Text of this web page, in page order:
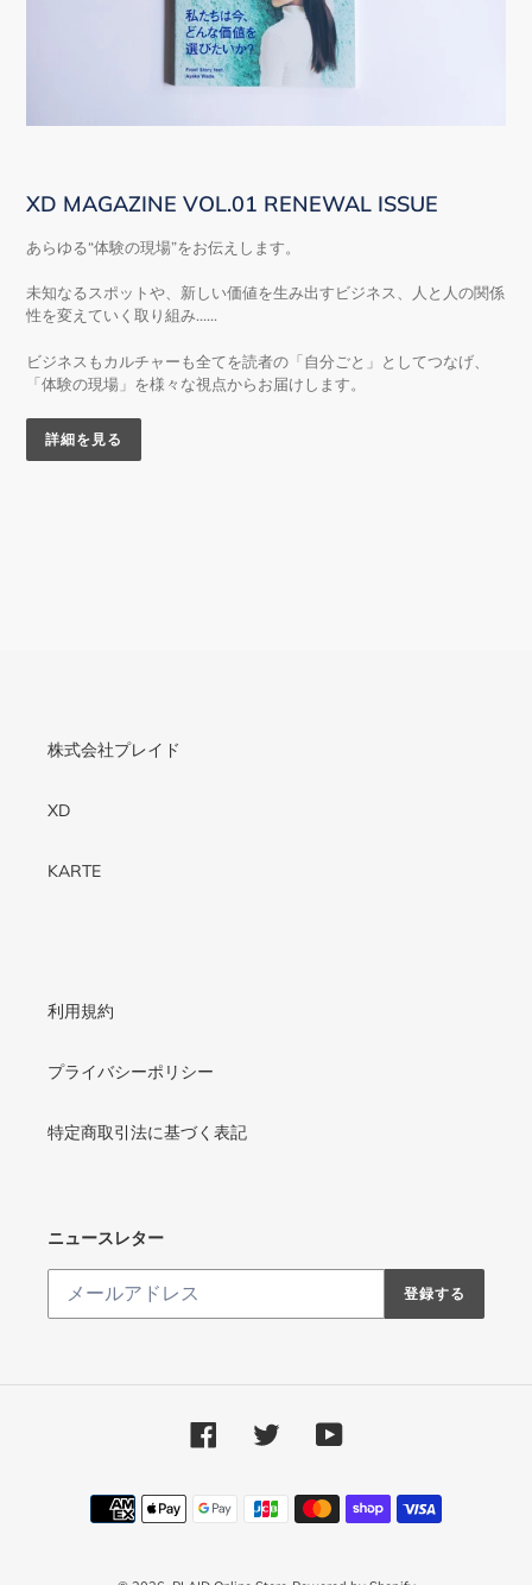
XD MAGAZINE VOL.01 RENEWAL ISSUE
あらゆる“体験の現場”をお伝えします。
未知なるスポットや、新しい価値を生み出すビジネス、人と人の関係
性を変えていく取り組み......
ビジネスもカルチャーも全てを読者の「自分ごと」としてつなげ、
「体験の現場」を様々な視点からお届けします。
詳細を見る
株式会社プレイド
XD
KARTE
利用規約
プライバシーポリシー
特定商取引法に基づく表記
ニュースレター
登録する
FacebookTwitter YouTube
決
済